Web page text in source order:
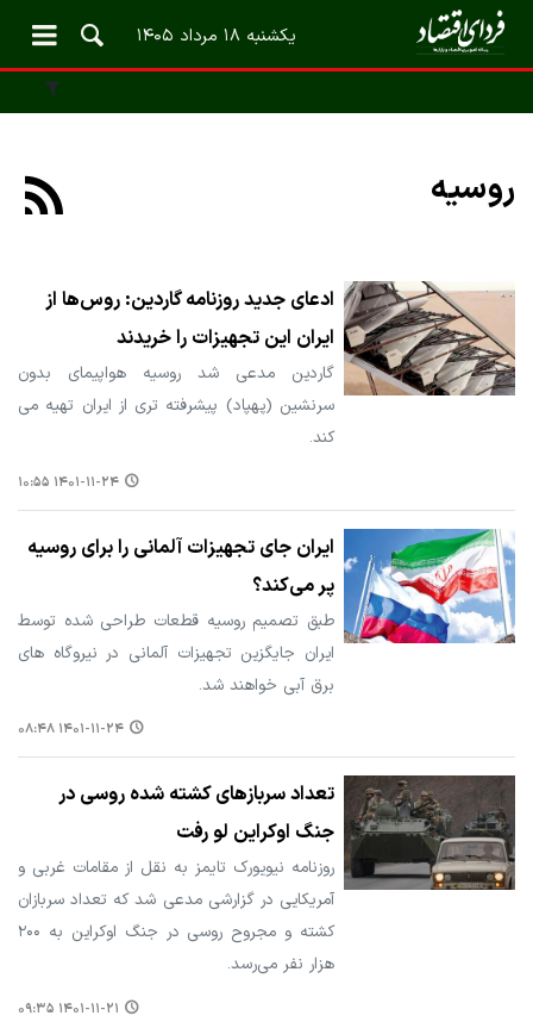
یکشنبه ۱۸ مرداد ۱۴۰۵
روسیه
ادعای جدید روزنامه گاردین: روس‌ها از
ایران این تجهیزات را خریدند
گاردین مدعی شد روسیه هواپیمای بدون
سرنشین (پهپاد) پیشرفته تری از ایران تهیه می
کند.
۱۴۰۱-۱۱-۲۴ ۱۰:۵۵
ایران جای تجهیزات آلمانی را برای روسیه
پر می‌کند؟
طبق تصمیم روسیه قطعات طراحی شده توسط
ایران جایگزین تجهیزات آلمانی در نیروگاه های
برق آبی خواهند شد.
۱۴۰۱-۱۱-۲۴ ۰۸:۴۸
تعداد سربازهای کشته شده روسی در
جنگ اوکراین لو رفت
روزنامه نیویورک تایمز به نقل از مقامات غربی و
آمریکایی در گزارشی مدعی شد که تعداد سربازان
کشته‌ و مجروح روسی در جنگ اوکراین به ۲۰۰
هزار نفر می‌رسد.
۱۴۰۱-۱۱-۲۱ ۰۹:۳۵